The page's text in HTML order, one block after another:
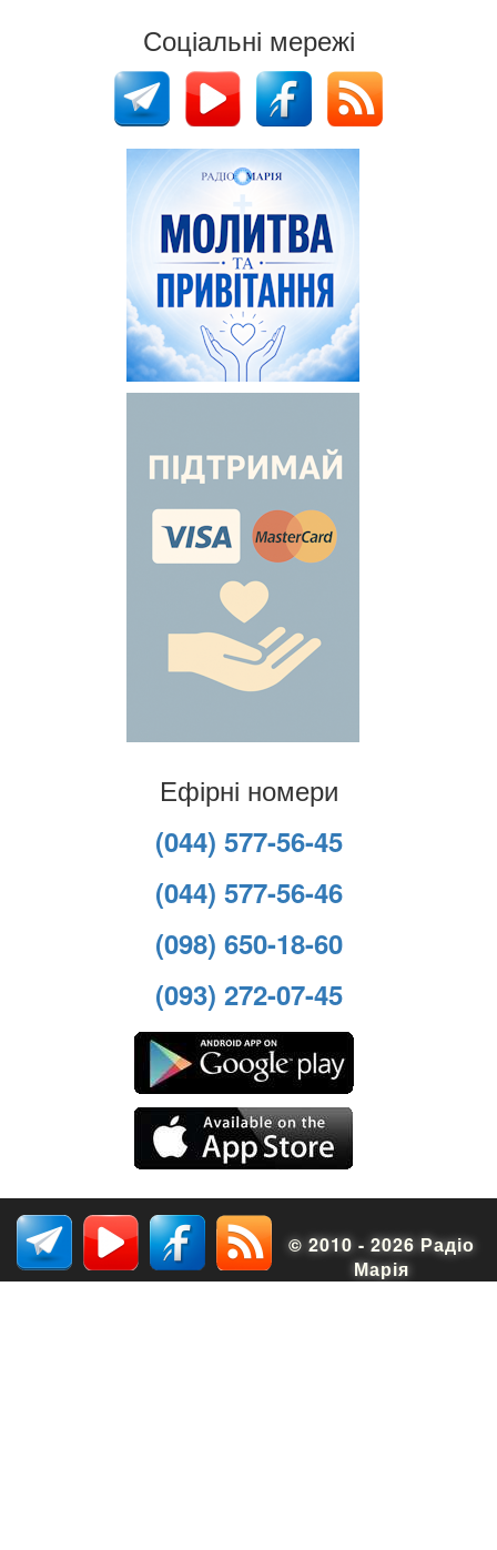
Соціальні мережі
Ефірні номери
(044) 577-56-45
(044) 577-56-46
(098) 650-18-60
(093) 272-07-45
© 2010 - 2026 Радіо
Марія